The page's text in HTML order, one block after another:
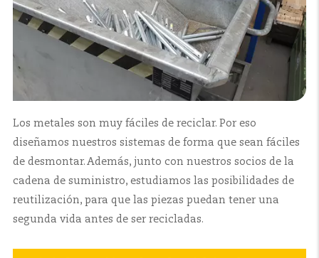
Los metales son muy fáciles de reciclar. Por eso
diseñamos nuestros sistemas de forma que sean fáciles
de desmontar. Además, junto con nuestros socios de la
cadena de suministro, estudiamos las posibilidades de
reutilización, para que las piezas puedan tener una
segunda vida antes de ser recicladas.